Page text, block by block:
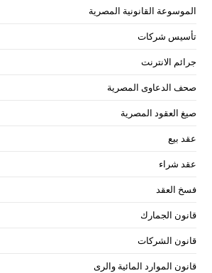
الموسوعة القانونية المصرية
تأسيس شركات
جرائم الانترنت
صحف الدعاوى المصرية
صيغ العقود المصرية
عقد بيع
عقد شراء
فسخ العقد
قانون الجمارك
قانون الشركات
قانون الموارد المائية والرى